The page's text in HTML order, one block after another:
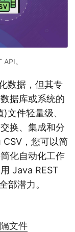
。
数据，但其专
据库或系统的
文件轻量级、
换、集成和分
，您可以简
化自动化工作
Java REST
部潜力。
文件